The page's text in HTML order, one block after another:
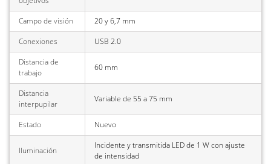
Campo de visión
20 y 6,7 mm
Conexiones
USB 2.0
Distancia de
trabajo
60 mm
Distancia
interpupilar
Variable de 55 a 75 mm
Estado Nuevo
Iluminación
Incidente y transmitida LED de 1 W con ajuste
de intensidad